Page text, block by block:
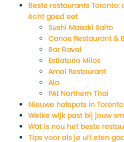
Beste restaurants
écht goed eet
Sushi Masaki Saito
Canoe Restaurant &
Bar Raval
Estiatorio Milos
Amal Restaurant
Alo
PAI Northern Thai
Nieuwe hotspots in Toronto
Welke wijk past bij jouw
Wat is nou het beste
Tips voor als je uit eten